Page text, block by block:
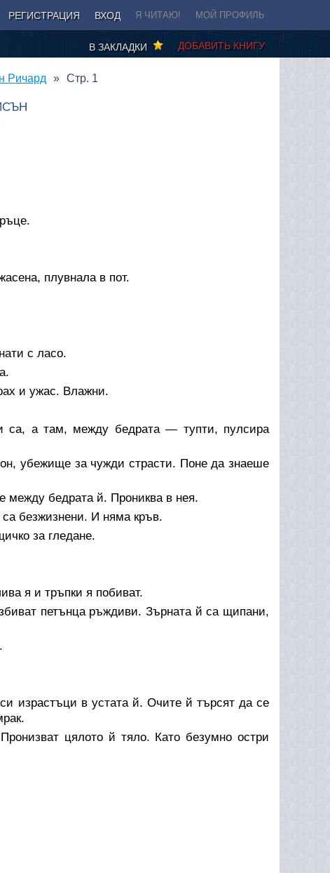
РЕГИСТРАЦИЯ ВХОД Я ЧИТАЮ! МОЙ ПРОФИЛЬ
ДОБАВИТЬ КНИГУ
В ЗАКЛАДКИ
Ричард Стр. 1
плувнала в пот.
с ласо.
и ужас. Влажни.
са, а там, между бедрата — тупти, пулсира
убежище за чужди страсти. Поне да знаеше
между бедрата й. Прониква в нея.
безжизнени. И няма кръв.
за гледане.
я и тръпки я побиват.
петънца ръждиви. Зърната й са щипани,
израстъци в устата й. Очите й търсят да се
цялото й тяло. Като безумно остри